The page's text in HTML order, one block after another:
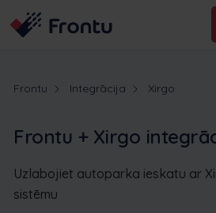
Frontu Integrācija Xirgo
Frontu + Xirgo
Uzlabojiet autoparka ieskatu ar
sistēmu